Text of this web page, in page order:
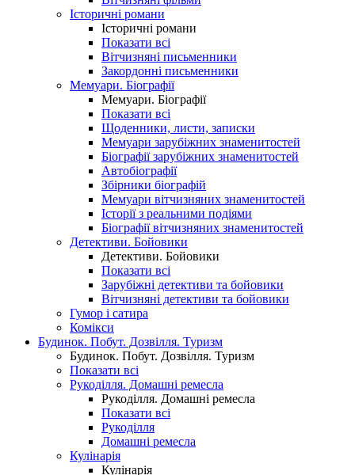
Історичні романи
Історичні романи
Показати всі
Вітчизняні письменники
Закордонні письменники
Мемуари. Біографії
Мемуари. Біографії
Показати всі
Щоденники, листи, записки
Мемуари зарубіжних знаменитостей
Біографії зарубіжних знаменитостей
Автобіографії
Збірники біографій
Мемуари вітчизняних знаменитостей
Історії з реальними подіями
Біографії вітчизняних знаменитостей
Детективи. Бойовики
Детективи. Бойовики
Показати всі
Зарубіжні детективи та бойовики
Вітчизняні детективи та бойовики
Гумор і сатира
Комікси
Будинок. Побут. Дозвілля. Туризм
Будинок. Побут. Дозвілля. Туризм
Показати всі
Рукоділля. Домашні ремесла
Рукоділля. Домашні ремесла
Показати всі
Рукоділля
Домашні ремесла
Кулінарія
Кулінарія